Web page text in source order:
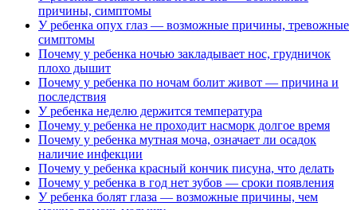
причины, симптомы
У ребенка опух глаз — возможные причины, тревожные
симптомы
Почему у ребенка ночью закладывает нос, грудничок
плохо дышит
Почему у ребенка по ночам болит живот — причина и
последствия
У ребенка неделю держится температура
Почему у ребенка не проходит насморк долгое время
Почему у ребенка мутная моча, означает ли осадок
наличие инфекции
Почему у ребенка красный кончик писуна, что делать
Почему у ребенка в год нет зубов — сроки появления
У ребенка болят глаза — возможные причины, чем